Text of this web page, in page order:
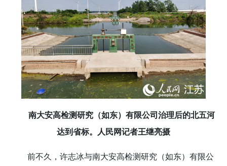
南大安高检测研究（如东）有限公司治理后的北五河
达到省标。人民网记者王继亮摄
前不久，许志冰与南大安高检测研究（如东）有限公